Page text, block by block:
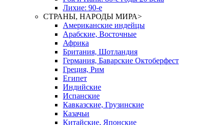
Лихие: 90-е
СТРАНЫ, НАРОДЫ МИРА>
Американские индейцы
Арабские, Восточные
Африка
Британия, Шотландия
Германия, Баварские Октоберфест
Греция, Рим
Египет
Индийские
Испанские
Кавказские, Грузинские
Казачьи
Китайские, Японские